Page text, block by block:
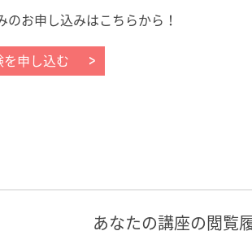
お申し込みはこちらから！
を申し込む
あなたの講座の閲覧